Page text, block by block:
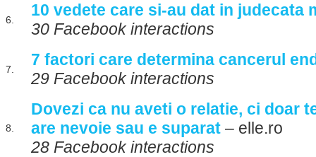
6.
10 vedete care si-au dat in judecata
30 Facebook interactions
7.
7 factori care determina cancerul
29 Facebook interactions
8.
Dovezi ca nu aveti o relatie, ci doar
are nevoie sau e suparat – elle.ro
28 Facebook interactions